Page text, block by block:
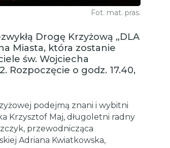
Fot. mat. pras.
Drogę Krzyżową „DLA
Miasta, która zostanie
św. Wojciecha
Rozpoczęcie o godz. 17.40,
podejmą znani i wybitni
Krzysztof Maj, długoletni radny
przewodnicząca
Adriana Kwiatkowska,